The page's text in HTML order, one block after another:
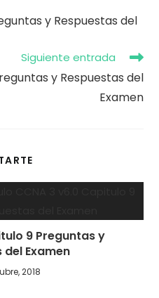
y Respuestas del
Siguiente entrada
y Respuestas del
Examen
9 Preguntas y
del Examen
2018